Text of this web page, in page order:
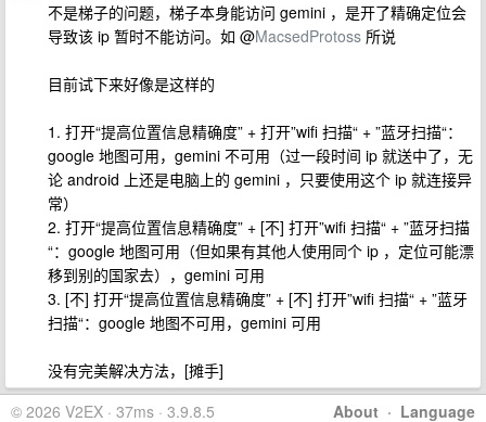
不是梯子的问题，梯子本身能访问 gemini ，是开了精确定位会
导致该 ip 暂时不能访问。如 @MacsedProtoss 所说
目前试下来好像是这样的
1. 打开“提高位置信息精确度” + 打开”wifi 扫描“ + ”蓝牙扫描“：
google 地图可用，gemini 不可用（过一段时间 ip 就送中了，无
论 android 上还是电脑上的 gemini ，只要使用这个 ip 就连接异
常）
2. 打开“提高位置信息精确度” + [不] 打开”wifi 扫描“ + ”蓝牙扫描
“：google 地图可用（但如果有其他人使用同个 ip ，定位可能漂
移到别的国家去），gemini 可用
3. [不] 打开“提高位置信息精确度” + [不] 打开”wifi 扫描“ + ”蓝牙
扫描“：google 地图不可用，gemini 可用
没有完美解决方法，[摊手]
About · Language
© 2026 V2EX · 37ms · 3.9.8.5